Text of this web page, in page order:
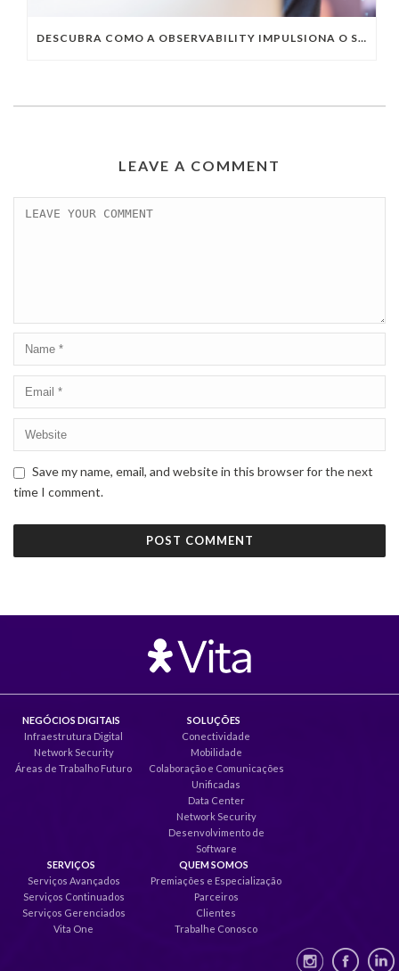
DESCUBRA COMO A OBSERVABILITY IMPULSIONA O SUCESSO DO SEU NEGÓCIO
LEAVE A COMMENT
Save my name, email, and website in this browser for the next
time I comment.
NEGÓCIOS DIGITAIS
Infraestrutura Digital
Network Security
Áreas de Trabalho Futuro
SOLUÇÕES
Conectividade
Mobilidade
Colaboração e Comunicações
Unificadas
Data Center
Network Security
Desenvolvimento de
Software
SERVIÇOS
Serviços Avançados
Serviços Continuados
Serviços Gerenciados
Vita One
QUEM SOMOS
Premiações e Especialização
Parceiros
Clientes
Trabalhe Conosco